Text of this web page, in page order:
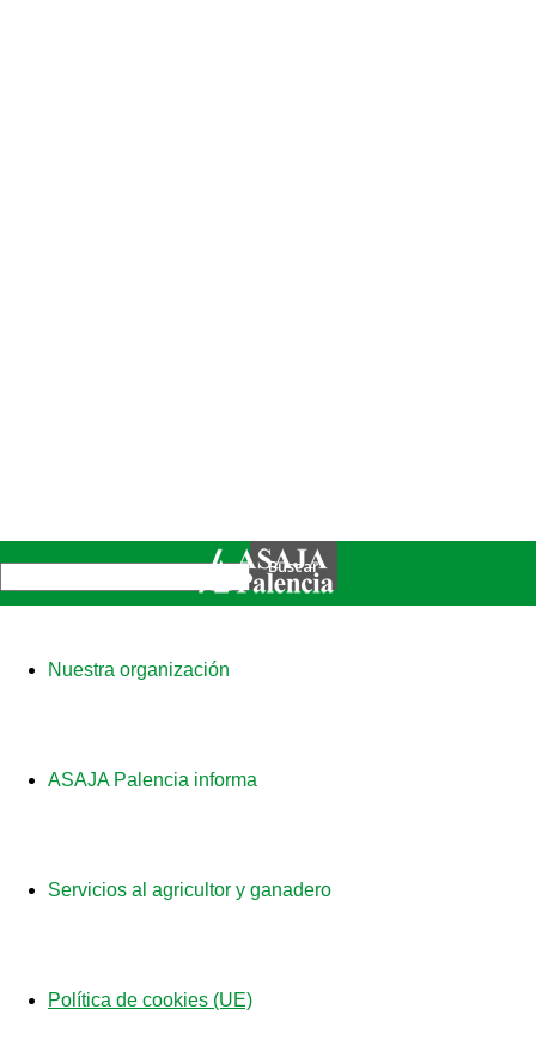
Nuestra organización
ASAJA Palencia informa
Servicios al agricultor y ganadero
Política de cookies (UE)